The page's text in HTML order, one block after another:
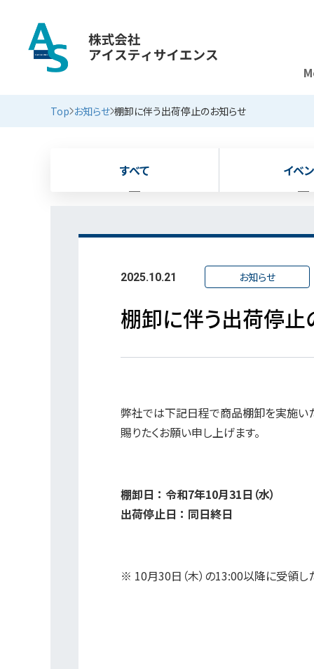
Top お知らせ 棚卸に伴う出荷停止のお知らせ
新着情報
すべて イベ
2025.10.21 お知らせ
棚卸に伴う出荷停止
弊社では下記日程で商品棚卸を実施い
賜りたくお願い申し上げます。
棚卸日 ： 令和7年10月31日（水）
出荷停止日 ： 同日終日
※ 10月30日（木）の13:00以降に受領し